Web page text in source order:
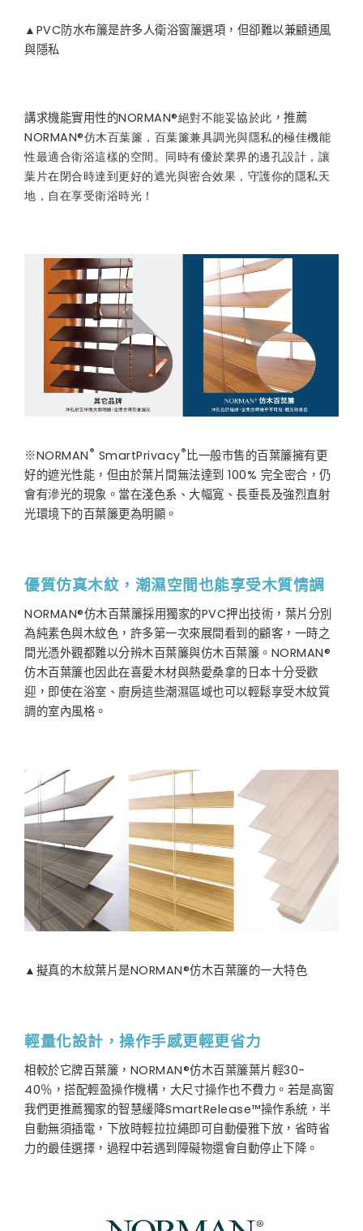
▲ PVC防水布簾是許多人衛浴窗簾選項，但卻難以兼顧通風
與隱私
講求機能實用性的NORMAN®絕對不能妥協於此 ，推薦
NORMAN®仿木百葉簾，百葉簾兼具調光與隱私的極佳機能
性最適合衛浴這樣的空間。同時有優於業界的邊孔設計，讓
葉片在閉合時達到更好的遮光與密合效果，守護你的隱私天
地，自在享受衛浴時光！
※NORMAN ® SmartPrivacy®比一般市售的百葉簾擁有更
好的遮光性能，但由於葉片間無法達到 100% 完全密合，仍
會有滲光的現象。當在淺色系、大幅寬、長垂長及強烈直射
光環境下的百葉簾更為明顯。
優質仿真木紋，潮濕空間也能享受木質情調
NORMAN®仿木百葉簾採用獨家的PVC押出技術，葉片分別
為純素色與木紋色，許多第一次來展間看到的顧客，一時之
間光憑外觀都難以分辨木百葉簾與仿木百葉簾。NORMAN®
仿木百葉簾也因此在喜愛木材與熱愛桑拿的日本十分受歡
迎，即使在浴室、廚房這些潮濕區域也可以輕鬆享受木紋質
調的室內風格。
▲擬真的木紋葉片是NORMAN®仿木百葉簾的一大特色
輕量化設計，操作手感更輕更省力
相較於它牌百葉簾，NORMAN®仿木百葉簾葉片輕30-
40％，搭配輕盈操作機構，大尺寸操作也不費力。若是高窗
我們更推薦獨家的智慧緩降SmartRelease™操作系統，半
自動無須插電，下放時輕拉拉繩即可自動優雅下放，省時省
力的最佳選擇，過程中若遇到障礙物還會自動停止下降。